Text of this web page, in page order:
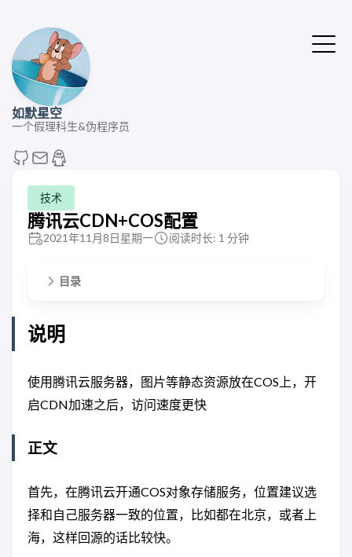
如默星空
一个假理科生&伪程序员
技术
腾讯云CDN+COS配置
2021年11月8日星期一 阅读时长: 1 分钟
目录
说明
使用腾讯云服务器，图片等静态资源放在COS上，开
启CDN加速之后，访问速度更快
正文
首先，在腾讯云开通COS对象存储服务，位置建议选
择和自己服务器一致的位置，比如都在北京，或者上
海，这样回源的话比较快。